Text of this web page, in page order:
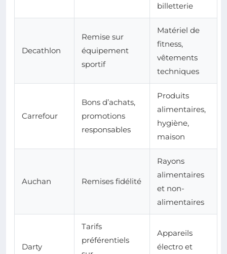
billetterie
Decathlon
Remise sur
équipement
sportif
Matériel de
fitness,
vêtements
techniques
Carrefour
Bons d’achats,
promotions
responsables
Produits
alimentaires,
hygiène,
maison
Auchan Remises fidélité
Rayons
alimentaires
et non-
alimentaires
Darty
Tarifs
préférentiels
Appareils
électro et